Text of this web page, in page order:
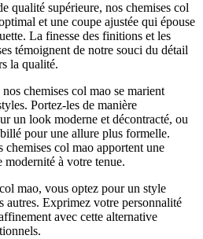
qualité supérieure, nos chemises col
et une coupe ajustée qui épouse
La finesse des finitions et les
témoignent de notre souci du détail
la qualité.
chemises col mao se marient
Portez-les de manière
un look moderne et décontracté, ou
pour une allure plus formelle.
col mao apportent une
modernité à votre tenue.
mao, vous optez pour un style
autres. Exprimez votre personnalité
avec cette alternative